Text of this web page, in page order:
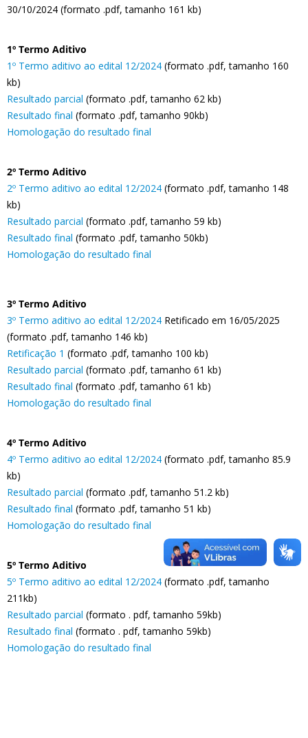
30/10/2024 (formato .pdf, tamanho 161 kb)
1º Termo Aditivo
1º Termo aditivo ao edital 12/2024 (formato .pdf, tamanho 160
kb)
Resultado parcial (formato .pdf, tamanho 62 kb)
Resultado final (formato .pdf, tamanho 90kb)
Homologação do resultado final
2º Termo Aditivo
2º Termo aditivo ao edital 12/2024 (formato .pdf, tamanho 148
kb)
Resultado parcial (formato .pdf, tamanho 59 kb)
Resultado final (formato .pdf, tamanho 50kb)
Homologação do resultado final
3º Termo Aditivo
3º Termo aditivo ao edital 12/2024 Retificado em 16/05/2025
(formato .pdf, tamanho 146 kb)
Retificação 1 (formato .pdf, tamanho 100 kb)
Resultado parcial (formato .pdf, tamanho 61 kb)
Resultado final (formato .pdf, tamanho 61 kb)
Homologação do resultado final
4º Termo Aditivo
4º Termo aditivo ao edital 12/2024 (formato .pdf, tamanho 85.9
kb)
Resultado parcial (formato .pdf, tamanho 51.2 kb)
Resultado final (formato .pdf, tamanho 51 kb)
Homologação do resultado final
5º Termo Aditivo
5º Termo aditivo ao edital 12/2024 (formato .pdf, tamanho
211kb)
Resultado parcial (formato . pdf, tamanho 59kb)
Resultado final (formato . pdf, tamanho 59kb)
Homologação do resultado final